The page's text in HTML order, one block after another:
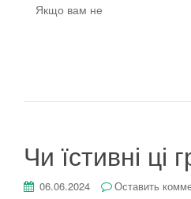
Якщо вам не
Чи їстивні ці
06.06.2024 Оставить